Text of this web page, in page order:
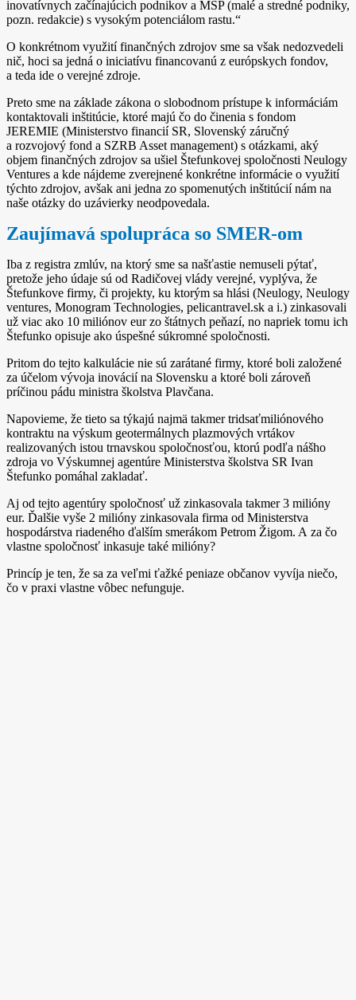
inovatívnych začínajúcich podnikov a MSP (malé a stredné podniky,
pozn. redakcie) s vysokým potenciálom rastu.“
O konkrétnom využití finančných zdrojov sme sa však nedozvedeli
nič, hoci sa jedná o iniciatívu financovanú z európskych fondov,
a teda ide o verejné zdroje.
Preto sme na základe zákona o slobodnom prístupe k informáciám
kontaktovali inštitúcie, ktoré majú čo do činenia s fondom
JEREMIE (Ministerstvo financií SR, Slovenský záručný
a rozvojový fond a SZRB Asset management) s otázkami, aký
objem finančných zdrojov sa ušiel Štefunkovej spoločnosti Neulogy
Ventures a kde nájdeme zverejnené konkrétne informácie o využití
týchto zdrojov, avšak ani jedna zo spomenutých inštitúcií nám na
naše otázky do uzávierky neodpovedala.
Zaujímavá spolupráca so SMER­‑om
Iba z registra zmlúv, na ktorý sme sa našťastie nemuseli pýtať,
pretože jeho údaje sú od Radičovej vlády verejné, vyplýva, že
Štefunkove firmy, či projekty, ku ktorým sa hlási (Neulogy, Neulogy
ventures, Monogram Technologies, pelicantravel.sk a i.) zinkasovali
už viac ako 10 miliónov eur zo štátnych peňazí, no napriek tomu ich
Štefunko opisuje ako úspešné súkromné spoločnosti.
Pritom do tejto kalkulácie nie sú zarátané firmy, ktoré boli založené
za účelom vývoja inovácií na Slovensku a ktoré boli zároveň
príčinou pádu ministra školstva Plavčana.
Napovieme, že tieto sa týkajú najmä takmer tridsaťmiliónového
kontraktu na výskum geotermálnych plazmových vrtákov
realizovaných istou trnavskou spoločnosťou, ktorú podľa nášho
zdroja vo Výskumnej agentúre Ministerstva školstva SR Ivan
Štefunko pomáhal zakladať.
Aj od tejto agentúry spoločnosť už zinkasovala takmer 3 milióny
eur. Ďalšie vyše 2 milióny zinkasovala firma od Ministerstva
hospodárstva riadeného ďalším smerákom Petrom Žigom. A za čo
vlastne spoločnosť inkasuje také milióny?
Princíp je ten, že sa za veľmi ťažké peniaze občanov vyvíja niečo,
čo v praxi vlastne vôbec nefunguje.